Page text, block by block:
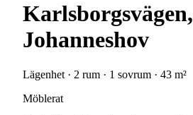
Karlsborgsvägen,
Johanneshov
Lägenhet · 2 rum · 1 sovrum · 43 m²
Möblerat